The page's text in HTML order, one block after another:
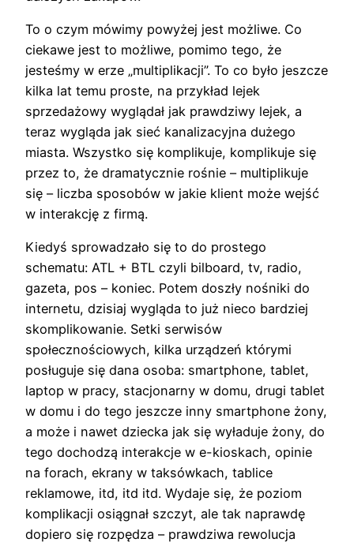
To o czym mówimy powyżej jest możliwe. Co
ciekawe jest to możliwe, pomimo tego, że
jesteśmy w erze „multiplikacji”. To co było jeszcze
kilka lat temu proste, na przykład lejek
sprzedażowy wyglądał jak prawdziwy lejek, a
teraz wygląda jak sieć kanalizacyjna dużego
miasta. Wszystko się komplikuje, komplikuje się
przez to, że dramatycznie rośnie – multiplikuje
się – liczba sposobów w jakie klient może wejść
w interakcję z firmą.
Kiedyś sprowadzało się to do prostego
schematu: ATL + BTL czyli bilboard, tv, radio,
gazeta, pos – koniec. Potem doszły nośniki do
internetu, dzisiaj wygląda to już nieco bardziej
skomplikowanie. Setki serwisów
społecznościowych, kilka urządzeń którymi
posługuje się dana osoba: smartphone, tablet,
laptop w pracy, stacjonarny w domu, drugi tablet
w domu i do tego jeszcze inny smartphone żony,
a może i nawet dziecka jak się wyładuje żony, do
tego dochodzą interakcje w e-kioskach, opinie
na forach, ekrany w taksówkach, tablice
reklamowe, itd, itd itd. Wydaje się, że poziom
komplikacji osiągnał szczyt, ale tak naprawdę
dopiero się rozpędza – prawdziwa rewolucja